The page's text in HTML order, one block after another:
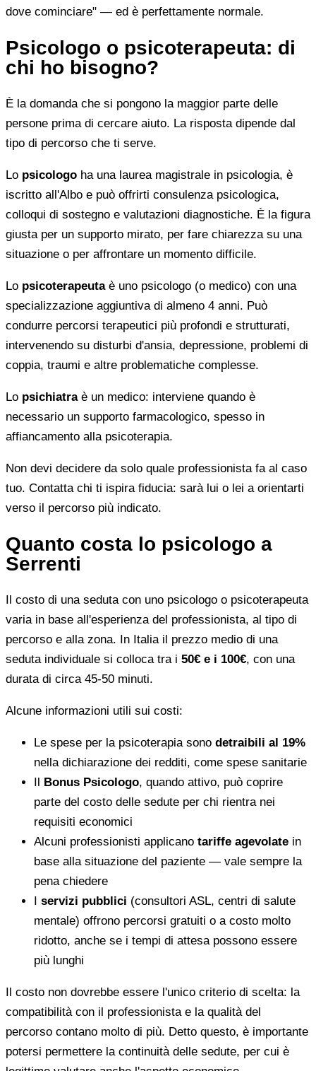
dove cominciare" — ed è perfettamente normale.
Psicologo o psicoterapeuta: di
chi ho bisogno?
È la domanda che si pongono la maggior parte delle
persone prima di cercare aiuto. La risposta dipende dal
tipo di percorso che ti serve.
Lo psicologo ha una laurea magistrale in psicologia, è
iscritto all'Albo e può offrirti consulenza psicologica,
colloqui di sostegno e valutazioni diagnostiche. È la figura
giusta per un supporto mirato, per fare chiarezza su una
situazione o per affrontare un momento difficile.
Lo psicoterapeutaè uno psicologo (o medico) con una
specializzazione aggiuntiva di almeno 4 anni. Può
condurre percorsi terapeutici più profondi e strutturati,
intervenendo su disturbi d'ansia, depressione, problemi di
coppia, traumi e altre problematiche complesse.
Lo psichiatraè un medico: interviene quando è
necessario un supporto farmacologico, spesso in
affiancamento alla psicoterapia.
Non devi decidere da solo quale professionista fa al caso
tuo. Contatta chi ti ispira fiducia: sarà lui o lei a orientarti
verso il percorso più indicato.
Quanto costa lo psicologo a
Serrenti
Il costo di una seduta con uno psicologo o psicoterapeuta
varia in base all'esperienza del professionista, al tipo di
percorso e alla zona. In Italia il prezzo medio di una
seduta individuale si colloca tra i 50€ e i 100€, con una
durata di circa 45-50 minuti.
Alcune informazioni utili sui costi:
Le spese per la psicoterapia sono detraibili al 19%
nella dichiarazione dei redditi, come spese sanitarie
Il Bonus Psicologo, quando attivo, può coprire
parte del costo delle sedute per chi rientra nei
requisiti economici
Alcuni professionisti applicano tariffe agevolate in
base alla situazione del paziente — vale sempre la
pena chiedere
I servizi pubblici (consultori ASL, centri di salute
mentale) offrono percorsi gratuiti o a costo molto
ridotto, anche se i tempi di attesa possono essere
più lunghi
Il costo non dovrebbe essere l'unico criterio di scelta: la
compatibilità con il professionista e la qualità del
percorso contano molto di più. Detto questo, è importante
potersi permettere la continuità delle sedute, per cui è